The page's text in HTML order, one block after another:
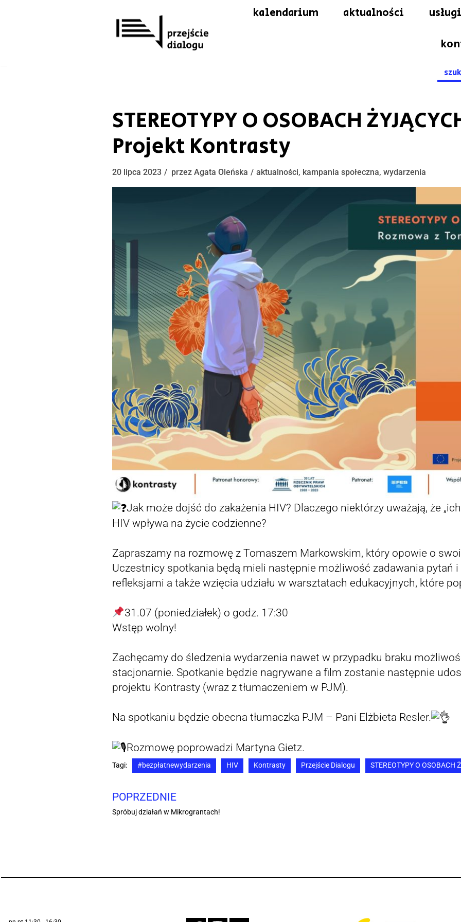
kalendarium aktualności
for:
STEREOTYPY O OSOBACH
Projekt Kontrasty
20 lipca 2023 przez Agata Oleńska aktualności, kampania społeczna, wydarzenia
Jak może dojść do zakażenia HIV? Dlaczego niektórzy uważają, że
HIV wpływa na życie codzienne?
Zapraszamy na rozmowę z Tomaszem Markowskim, który opowie o
Uczestnicy spotkania będą mieli następnie możliwość zadawania pytań
refleksjami a także wzięcia udziału w warsztatach edukacyjnych, które
31.07 (poniedziałek) o godz. 17:30
Wstęp wolny!
Zachęcamy do śledzenia wydarzenia nawet w przypadku braku
stacjonarnie. Spotkanie będzie nagrywane a film zostanie następnie
projektu Kontrasty (wraz z tłumaczeniem w PJM).
Na spotkaniu będzie obecna tłumaczka PJM – Pani Elżbieta Resler.
Rozmowę poprowadzi Martyna Gietz.
Tagi: #bezpłatnewydarzenia HIV Kontrasty Przejście Dialogu STEREOTYPY O OSOBACH
POPRZEDNIE
Spróbuj działań w Mikrograntach!